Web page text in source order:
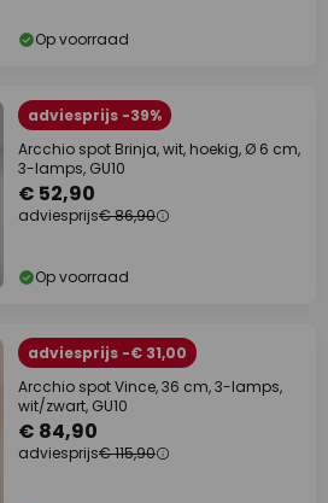
Op voorraad
adviesprijs -39%
Arcchio spot Brinja, wit, hoekig, Ø 6 cm,
3-lamps, GU10
€ 52,90
adviesprijs€ 86,90
Op voorraad
adviesprijs -€ 31,00
Arcchio spot Vince, 36 cm, 3-lamps,
wit/zwart, GU10
€ 84,90
adviesprijs€ 115,90